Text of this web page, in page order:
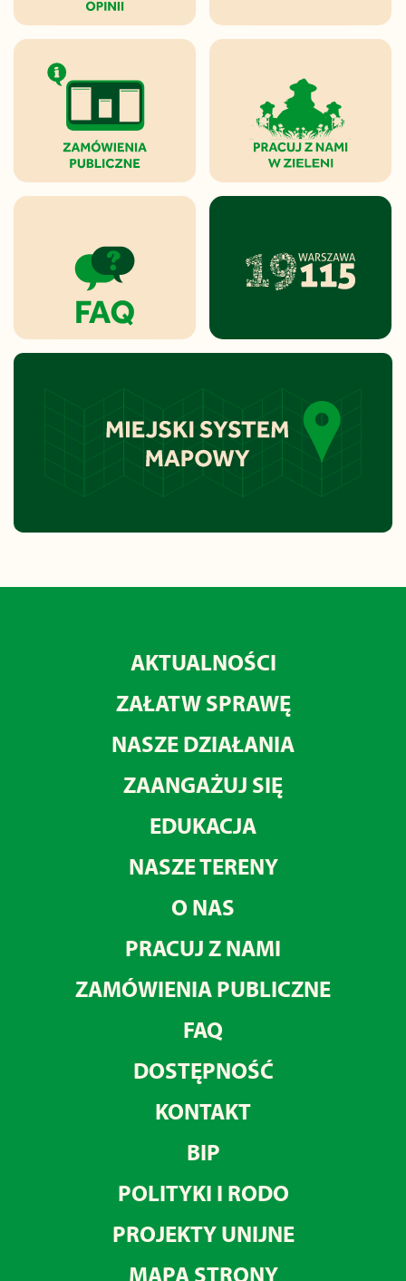
AKTUALNOŚCI
ZAŁATW SPRAWĘ
NASZE DZIAŁANIA
ZAANGAŻUJ SIĘ
EDUKACJA
NASZE TERENY
O NAS
PRACUJ Z NAMI
ZAMÓWIENIA PUBLICZNE
FAQ
DOSTĘPNOŚĆ
KONTAKT
BIP
POLITYKI I RODO
PROJEKTY UNIJNE
MAPA STRONY